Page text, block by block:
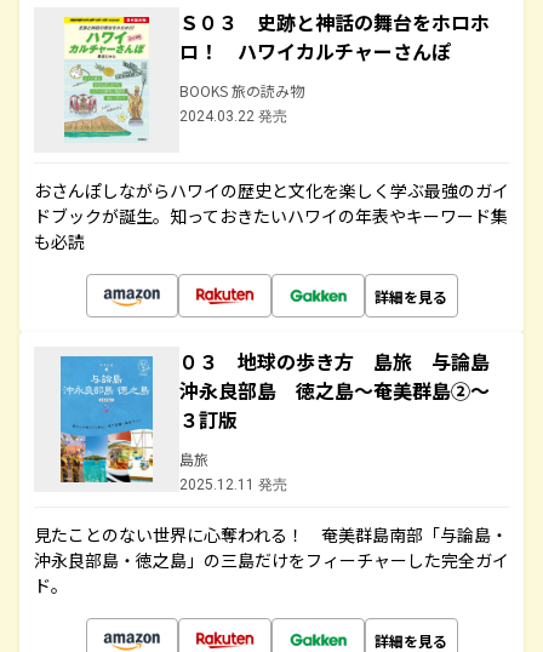
Ｓ０３ 史跡と神話の舞台をホロホ
ロ！ ハワイカルチャーさんぽ
BOOKS 旅の読み物
2024.03.22 発売
おさんぽしながらハワイの歴史と文化を楽しく学ぶ最強のガイ
ドブックが誕生。知っておきたいハワイの年表やキーワード集
も必読
詳細を見る
０３ 地球の歩き方 島旅 与論島
沖永良部島 徳之島～奄美群島②～
３訂版
島旅
2025.12.11 発売
見たことのない世界に心奪われる！ 奄美群島南部「与論島・
沖永良部島・徳之島」の三島だけをフィーチャーした完全ガイ
ド。
詳細を見る